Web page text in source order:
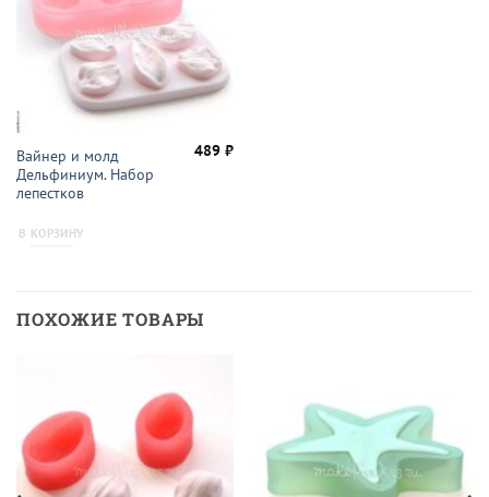
Вайнер и молд
Дельфиниум. Набор
лепестков
489₽
В КОРЗИНУ
ПОХОЖИЕ ТОВАРЫ